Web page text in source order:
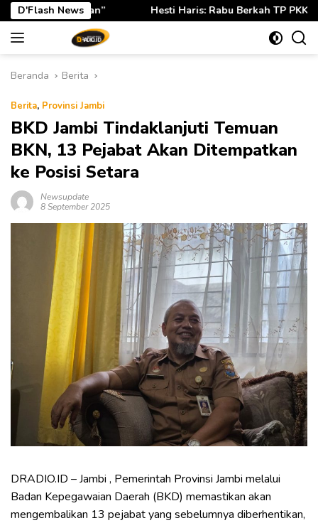
Langsung
ke
konten
D'Flash News
Hesti Haris: Rabu Berkah TP PKK Provinsi Jambi Perkuat
Beranda Berita
Berita, Provinsi Jambi
BKD Jambi Tindaklanjuti Temuan
BKN, 13 Pejabat Akan Ditempatkan
ke Posisi Setara
Newsupdate
8 September 2025
DRADIO.ID – Jambi , Pemerintah Provinsi Jambi melalui
Badan Kepegawaian Daerah (BKD) memastikan akan
mengembalikan 13 pejabat yang sebelumnya diberhentikan,